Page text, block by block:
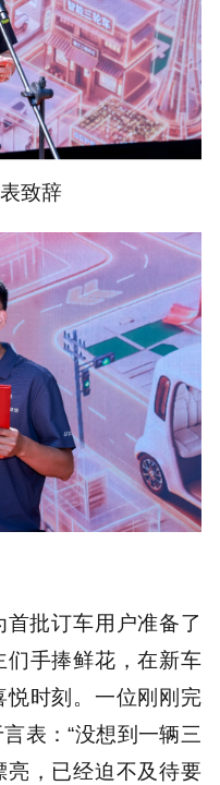
致辞
批订车用户准备了
手捧鲜花，在新车
时刻。一位刚刚完
表：“没想到一辆三
，已经迫不及待要